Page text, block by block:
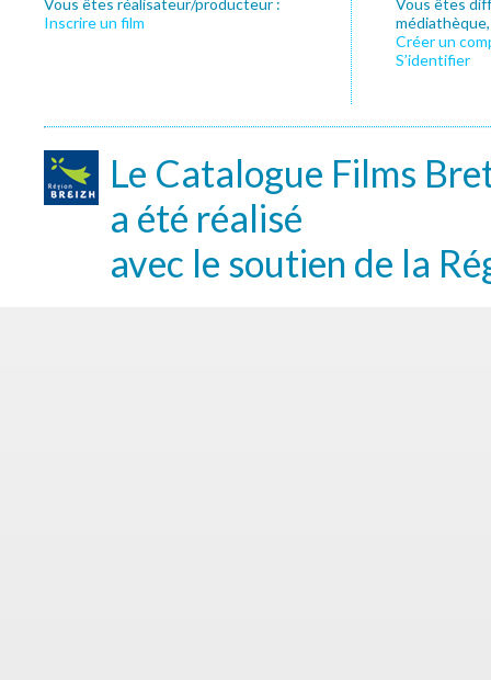
Inscrire un film
Créer un
S’identifier
Le Catalogue Films
a été réalisé
avec le soutien de la